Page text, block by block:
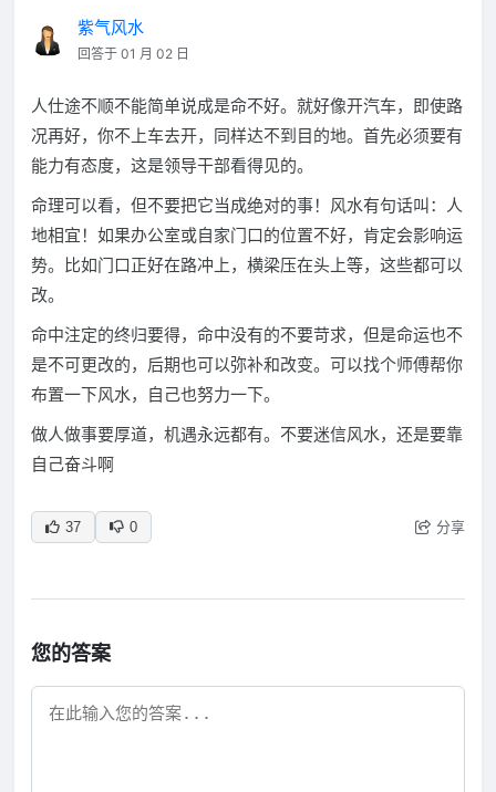
紫气风水
回答于 01 月 02 日
人仕途不顺不能简单说成是命不好。就好像开汽车，即使路
况再好，你不上车去开，同样达不到目的地。首先必须要有
能力有态度，这是领导干部看得见的。
命理可以看，但不要把它当成绝对的事！风水有句话叫：人
地相宜！如果办公室或自家门口的位置不好，肯定会影响运
势。比如门口正好在路冲上，横梁压在头上等，这些都可以
改。
命中注定的终归要得，命中没有的不要苛求，但是命运也不
是不可更改的，后期也可以弥补和改变。可以找个师傅帮你
布置一下风水，自己也努力一下。
做人做事要厚道，机遇永远都有。不要迷信风水，还是要靠
自己奋斗啊
37 0 分享
您的答案